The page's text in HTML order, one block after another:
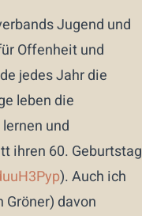
Jugend und
Offenheit und
jedes Jahr die
leben die
und
ihren 60. Geburtstag
). Auch ich
davon